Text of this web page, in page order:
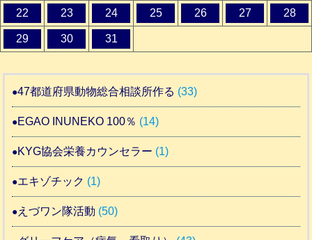
22 23 24 25 26 27 28
29 30 31
47都道府県動物総合相談所作る (33)
EGAO INUNEKO 100％ (14)
KYG協会栄養カウンセラー (1)
エキゾチック (1)
えづワン隊活動 (50)